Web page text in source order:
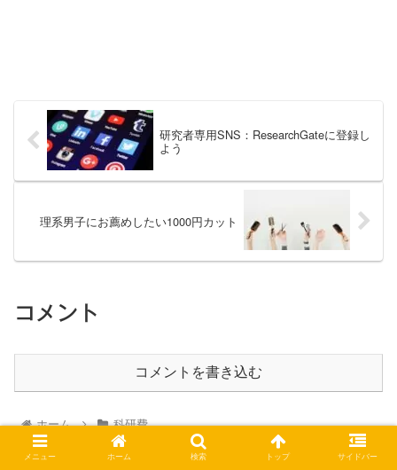
研究者専用SNS：ResearchGateに登録し
よう
理系男子にお薦めしたい1000円カット
コメント
コメントを書き込む
ホーム 科研費
メニュー ホーム 検索 トップ サイドバー